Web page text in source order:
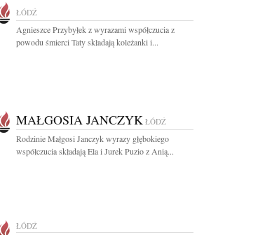
ŁÓDŹ
Agnieszce Przybyłek z wyrazami współczucia z
powodu śmierci Taty składają koleżanki i...
MAŁGOSIA JANCZYK ŁÓDŹ
Rodzinie Małgosi Janczyk wyrazy głębokiego
współczucia składają Ela i Jurek Puzio z Anią...
ŁÓDŹ